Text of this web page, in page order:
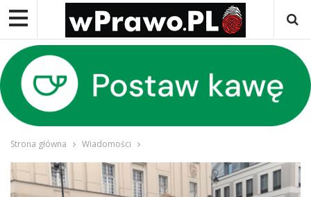
Strona główna Wiadomości